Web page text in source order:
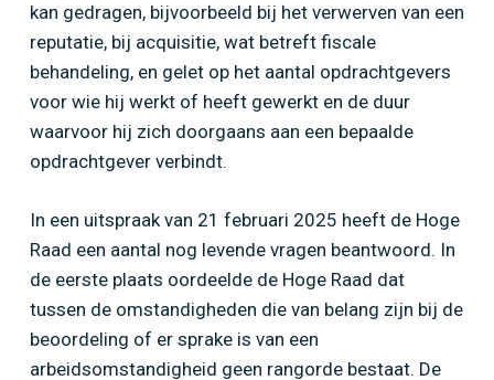
kan gedragen, bijvoorbeeld bij het verwerven van een
reputatie, bij acquisitie, wat betreft fiscale
behandeling, en gelet op het aantal opdrachtgevers
voor wie hij werkt of heeft gewerkt en de duur
waarvoor hij zich doorgaans aan een bepaalde
opdrachtgever verbindt.
In een uitspraak van 21 februari 2025 heeft de Hoge
Raad een aantal nog levende vragen beantwoord. In
de eerste plaats oordeelde de Hoge Raad dat
tussen de omstandigheden die van belang zijn bij de
beoordeling of er sprake is van een
arbeidsomstandigheid geen rangorde bestaat. De